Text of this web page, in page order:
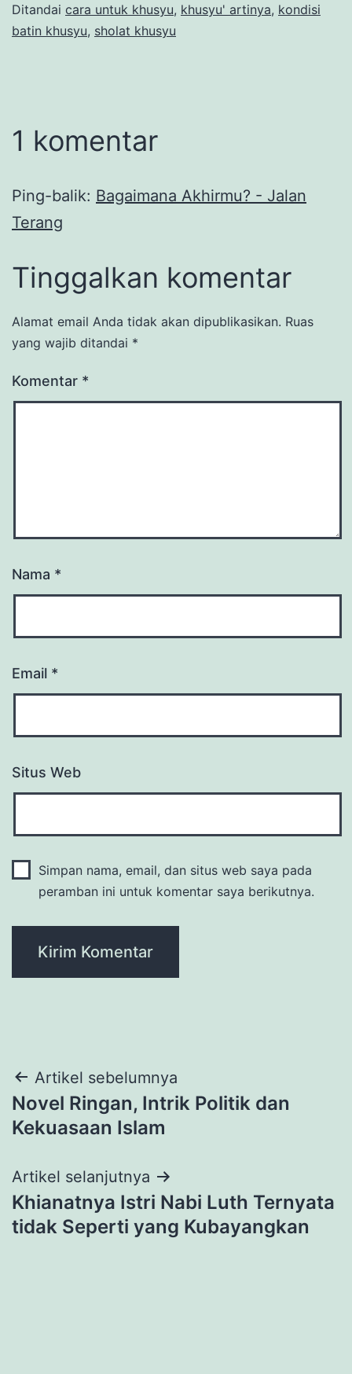
Ditandai cara untuk khusyu, khusyu' artinya, kondisi
batin khusyu, sholat khusyu
1 komentar
Ping-balik: Bagaimana Akhirmu? - Jalan
Terang
Tinggalkan komentar
Alamat email Anda tidak akan dipublikasikan. Ruas
yang wajib ditandai *
Komentar *
Nama *
Email *
Situs Web
Simpan nama, email, dan situs web saya pada
peramban ini untuk komentar saya berikutnya.
Navigasi
pos
Artikel sebelumnya
Novel Ringan, Intrik Politik dan
Kekuasaan Islam
Artikel selanjutnya
Khianatnya Istri Nabi Luth Ternyata
tidak Seperti yang Kubayangkan